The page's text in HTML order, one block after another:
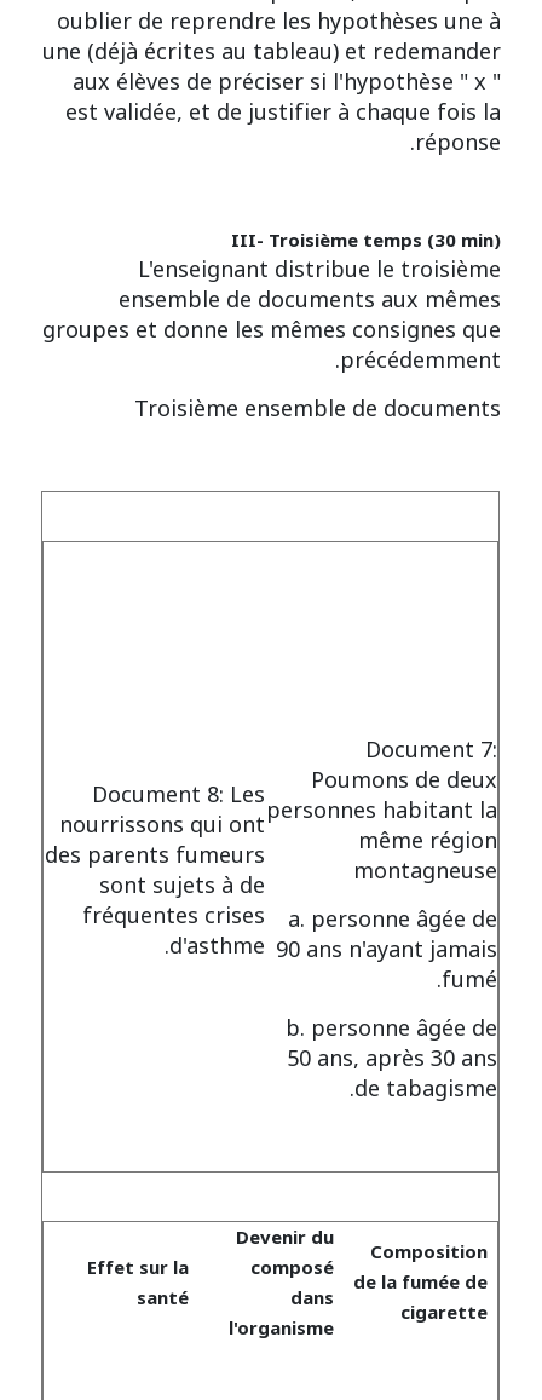
oublier de reprendre les hypothèses une à
une (déjà écrites au tableau) et redemander
aux élèves de préciser si l'hypothèse " x "
est validée, et de justifier à chaque fois la
réponse.
III- Troisième temps (30 min)
L'enseignant distribue le troisième
ensemble de documents aux mêmes
groupes et donne les mêmes consignes que
précédemment.
Troisième ensemble de documents
Document 7:
Poumons de deux
personnes habitant la
même région
montagneuse
a. personne âgée de
90 ans n'ayant jamais
fumé.
b. personne âgée de
50 ans, après 30 ans
de tabagisme.
Document 8: Les
nourrissons qui ont
des parents fumeurs
sont sujets à de
fréquentes crises
d'asthme.
Composition
de la fumée de
cigarette
Devenir du
composé
dans
l'organisme
Effet sur la
santé